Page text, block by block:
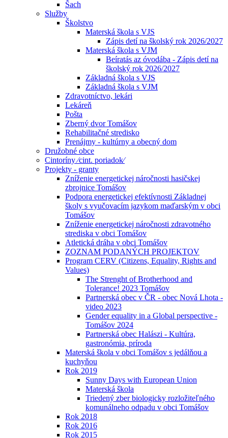
Šach
Služby
Školstvo
Materská škola s VJS
Zápis detí na školský rok 2026/2027
Materská škola s VJM
Beíratás az óvodába - Zápis detí na
školský rok 2026/2027
Základná škola s VJS
Základná škola s VJM
Zdravotníctvo, lekári
Lekáreň
Pošta
Zberný dvor Tomášov
Rehabilitačné stredisko
Prenájmy - kultúrny a obecný dom
Družobné obce
Cintoríny ⁄cint. poriadok⁄
Projekty - granty
Zníženie energetickej náročnosti hasičskej
zbrojnice Tomášov
Podpora energetickej efektívnosti Základnej
školy s vyučovacím jazykom maďarským v obci
Tomášov
Zníženie energetickej náročnosti zdravotného
strediska v obci Tomášov
Atletická dráha v obci Tomášov
ZOZNAM PODANÝCH PROJEKTOV
Program CERV (Citizens, Equality, Rights and
Values)
The Strenght of Brotherhood and
Tolerance! 2023 Tomášov
Partnerská obec v ČR - obec Nová Lhota -
video 2023
Gender equality in a Global perspective -
Tomášov 2024
Partnerská obec Halászi - Kultúra,
gastronómia, príroda
Materská škola v obci Tomášov s jedálňou a
kuchyňou
Rok 2019
Sunny Days with European Union
Materská škola
Triedený zber biologicky rozložiteľného
komunálneho odpadu v obci Tomášov
Rok 2018
Rok 2016
Rok 2015